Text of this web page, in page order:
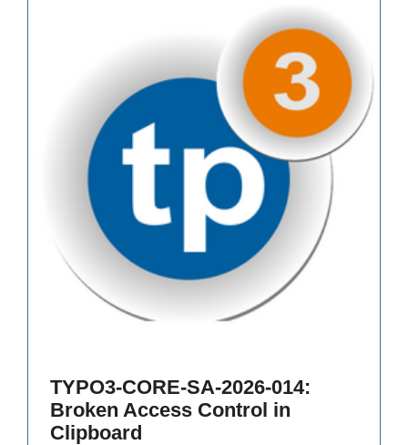
TYPO3-CORE-SA-2026-014:
Broken Access Control in
Clipboard